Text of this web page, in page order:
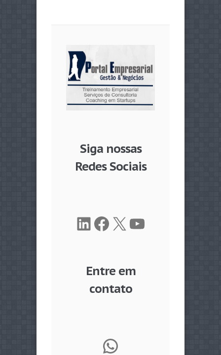
Siga nossas
Redes Sociais
LinkedIn
Facebook
X Youtube
Entre em
contato
WhatsApp